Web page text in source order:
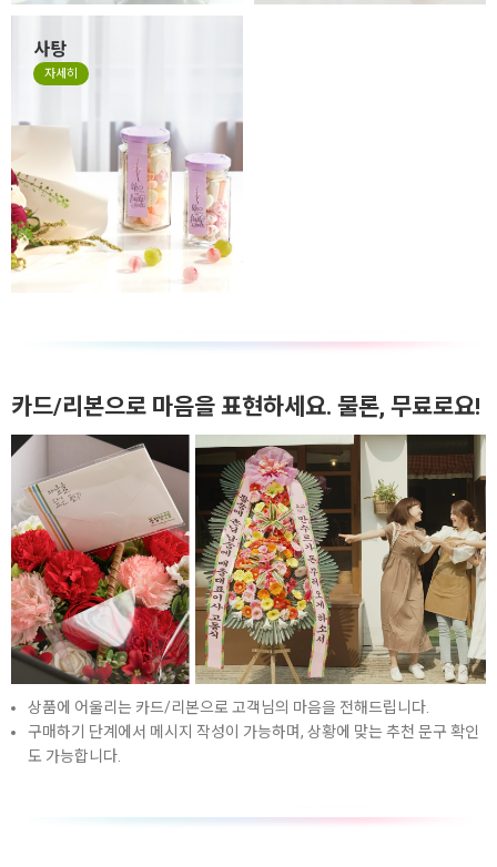
사탕
자세히
카드/리본으로 마음을 표현하세요. 물론, 무료로요!
상품에 어울리는 카드/리본으로 고객님의 마음을 전해드립니다.
구매하기 단계에서 메시지 작성이 가능하며, 상황에 맞는 추천 문구 확인
도 가능합니다.